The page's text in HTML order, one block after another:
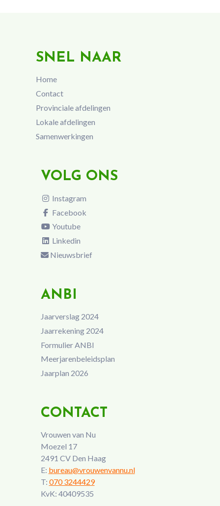
SNEL NAAR
Home
Contact
Provinciale afdelingen
Lokale afdelingen
Samenwerkingen
VOLG ONS
Instagram
Facebook
Youtube
Linkedin
Nieuwsbrief
ANBI
Jaarverslag 2024
Jaarrekening 2024
Formulier ANBI
Meerjarenbeleidsplan
Jaarplan 2026
CONTACT
Vrouwen van Nu
Moezel 17
2491 CV Den Haag
E: bureau@vrouwenvannu.nl
T: 070 3244429
KvK: 40409535